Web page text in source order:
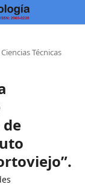
Ciencias Técnicas